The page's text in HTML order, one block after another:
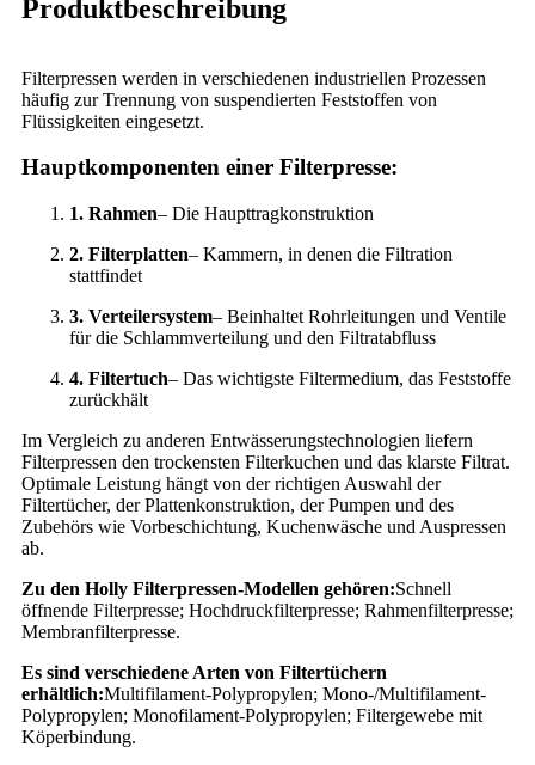
Produktbeschreibung
Filterpressen werden in verschiedenen industriellen Prozessen
häufig zur Trennung von suspendierten Feststoffen von
Flüssigkeiten eingesetzt.
Hauptkomponenten einer Filterpresse:
1. Rahmen– Die Haupttragkonstruktion
2. Filterplatten– Kammern, in denen die Filtration
stattfindet
3. Verteilersystem– Beinhaltet Rohrleitungen und Ventile
für die Schlammverteilung und den Filtratabfluss
4. Filtertuch– Das wichtigste Filtermedium, das Feststoffe
zurückhält
Im Vergleich zu anderen Entwässerungstechnologien liefern
Filterpressen den trockensten Filterkuchen und das klarste Filtrat.
Optimale Leistung hängt von der richtigen Auswahl der
Filtertücher, der Plattenkonstruktion, der Pumpen und des
Zubehörs wie Vorbeschichtung, Kuchenwäsche und Auspressen
ab.
Zu den Holly Filterpressen-Modellen gehören:Schnell
öffnende Filterpresse; Hochdruckfilterpresse; Rahmenfilterpresse;
Membranfilterpresse.
Es sind verschiedene Arten von Filtertüchern
erhältlich:Multifilament-Polypropylen; Mono-/Multifilament-
Polypropylen; Monofilament-Polypropylen; Filtergewebe mit
Köperbindung.